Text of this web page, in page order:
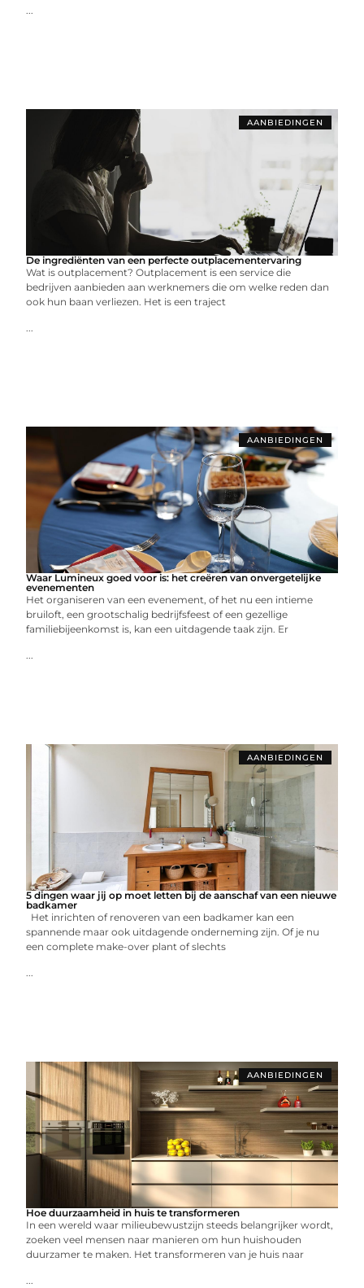
...
AANBIEDINGEN
De ingrediënten van een perfecte outplacementervaring
Wat is outplacement? Outplacement is een service die
bedrijven aanbieden aan werknemers die om welke reden dan
ook hun baan verliezen. Het is een traject
...
AANBIEDINGEN
Waar Lumineux goed voor is: het creëren van onvergetelijke
evenementen
Het organiseren van een evenement, of het nu een intieme
bruiloft, een grootschalig bedrijfsfeest of een gezellige
familiebijeenkomst is, kan een uitdagende taak zijn. Er
...
AANBIEDINGEN
5 dingen waar jij op moet letten bij de aanschaf van een nieuwe
badkamer
Het inrichten of renoveren van een badkamer kan een
spannende maar ook uitdagende onderneming zijn. Of je nu
een complete make-over plant of slechts
...
AANBIEDINGEN
Hoe duurzaamheid in huis te transformeren
In een wereld waar milieubewustzijn steeds belangrijker wordt,
zoeken veel mensen naar manieren om hun huishouden
duurzamer te maken. Het transformeren van je huis naar
...